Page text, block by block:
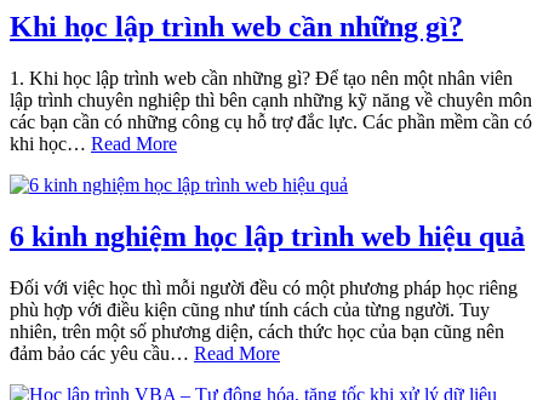
Khi học lập trình web cần những gì?
1. Khi học lập trình web cần những gì? Để tạo nên một nhân viên
lập trình chuyên nghiệp thì bên cạnh những kỹ năng về chuyên môn
các bạn cần có những công cụ hỗ trợ đắc lực. Các phần mềm cần có
khi học… Read More
6 kinh nghiệm học lập trình web hiệu quả
Đối với việc học thì mỗi người đều có một phương pháp học riêng
phù hợp với điều kiện cũng như tính cách của từng người. Tuy
nhiên, trên một số phương diện, cách thức học của bạn cũng nên
đảm bảo các yêu cầu… Read More